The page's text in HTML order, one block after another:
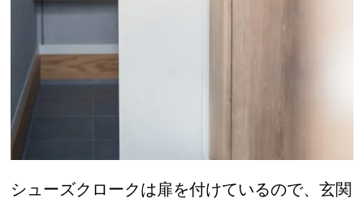
シューズクロークは扉を付けているので、玄関